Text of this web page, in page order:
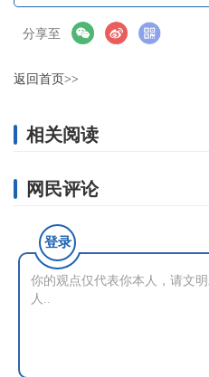
分享至
返回首页>>
相关阅读
网民评论
登录